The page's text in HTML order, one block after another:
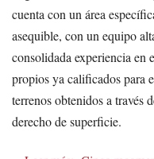
cuenta con un área
asequible, con un equipo
consolidada experiencia en
propios ya calificados para
terrenos obtenidos a través
derecho de superficie.